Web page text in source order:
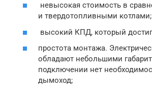
невысокая стоимость в
и твердотопливными котлами;
высокий КПД, который
простота монтажа.
обладают небольшими
подключении нет
дымоход;